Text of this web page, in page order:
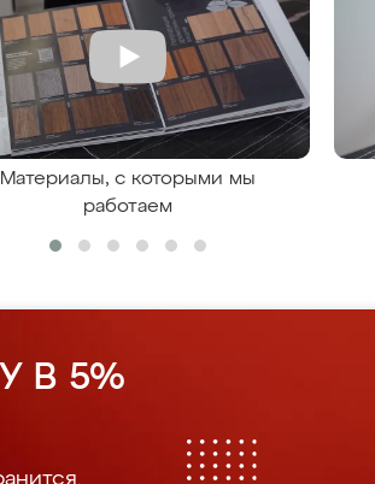
Материалы, с которыми мы
работаем
В 5%